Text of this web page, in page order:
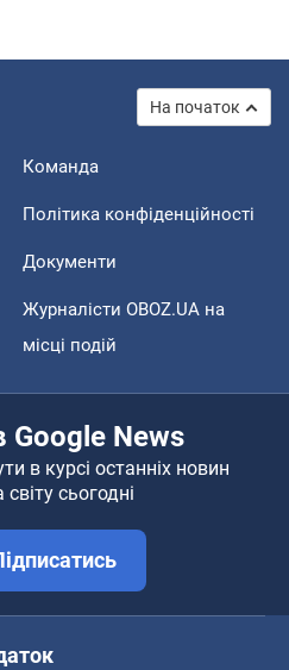
На початок
Команда
Політика конфіденційності
Документи
Журналісти OBOZ.UA на
місці подій
Google News
в курсі останніх новин
сьогодні